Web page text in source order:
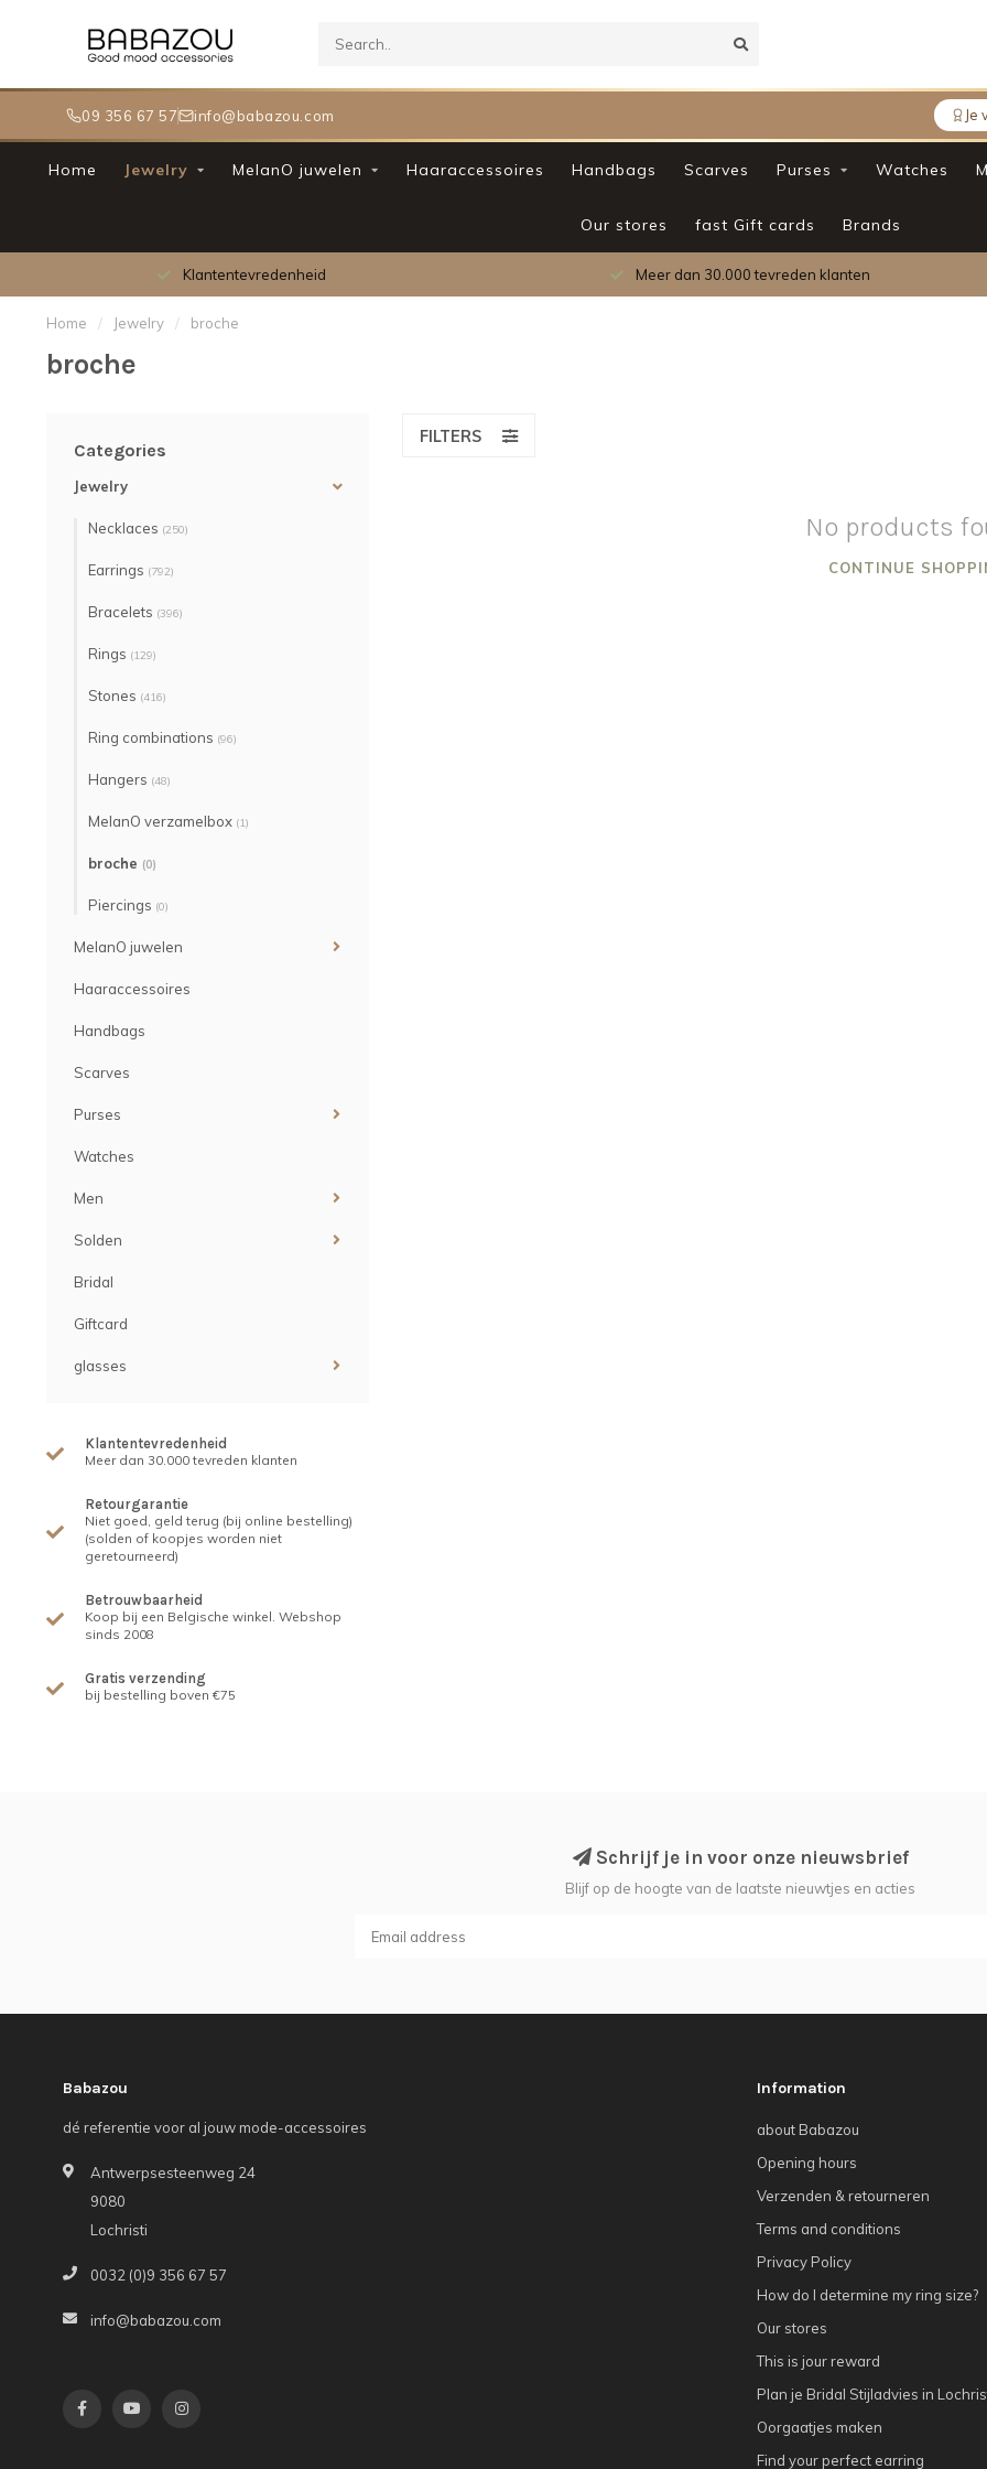
09 356 67 57 info@babazou.com Je
Home Jewelry MelanO juwelen Haaraccessoires Handbags Scarves Purses Watches
Our stores fast Gift cards Brands
Klantentevredenheid Meer dan 30.000 tevreden klanten
Home / Jewelry / broche
broche
Categories
Jewelry
Necklaces (250)
Earrings (792)
Bracelets (396)
Rings (129)
Stones (416)
Ring combinations (96)
Hangers (48)
MelanO verzamelbox (1)
broche (0)
Piercings (0)
MelanO juwelen
Haaraccessoires
Handbags
Scarves
Purses
Watches
Men
Solden
Bridal
Giftcard
glasses
Klantentevredenheid
Meer dan 30.000 tevreden klanten
Retourgarantie
Niet goed, geld terug (bij online bestelling)
(solden of koopjes worden niet
geretourneerd)
Betrouwbaarheid
Koop bij een Belgische winkel. Webshop
sinds 2008
Gratis verzending
bij bestelling boven €75
FILTERS
No products
CONTINUE
Schrijf je in voor onze nieuwsbrief
Blijf op de hoogte van de laatste nieuwtjes en acties
Babazou
dé referentie voor al jouw mode-accessoires
Antwerpsesteenweg 24
9080
Lochristi
0032 (0)9 356 67 57
info@babazou.com
Information
about Babazou
Opening hours
Verzenden & retourneren
Terms and conditions
Privacy Policy
How do I determine my ring size?
Our stores
This is jour reward
Plan je Bridal Stijladvies in
Oorgaatjes maken
Find your perfect earring